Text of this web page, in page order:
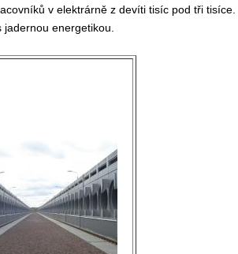
v elektrárně z devíti tisíc pod tři tisíce.
energetikou.